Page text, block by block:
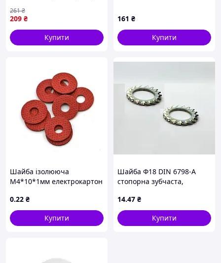
ФОРСУНКИ КРАТНІСТЬ 4
ELRING (456.810)
209 ₴
261₴
Купити
161 ₴
Купити
Шайба ізолююча
М4*10*1мм електрокартон
0.22 ₴
Купити
Шайба Ф18 DIN 6798-А
стопорна зубчаста,
14.47 ₴
Купити